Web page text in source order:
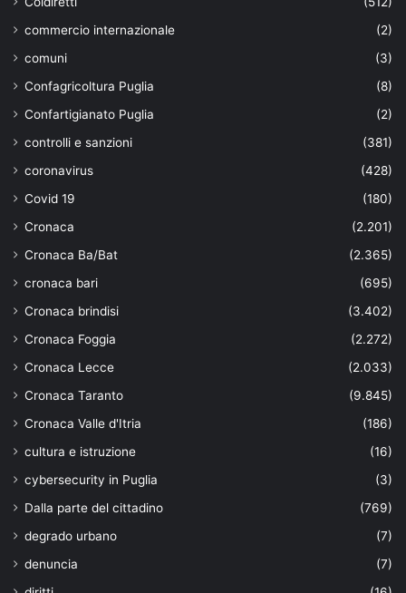
commercio internazionale
(2)
comuni
(3)
Confagricoltura Puglia
(8)
Confartigianato Puglia
(2)
controlli e sanzioni
(381)
coronavirus
(428)
Covid 19
(180)
Cronaca
(2.201)
Cronaca Ba/Bat
(2.365)
cronaca bari
(695)
Cronaca brindisi
(3.402)
Cronaca Foggia
(2.272)
Cronaca Lecce
(2.033)
Cronaca Taranto
(9.845)
Cronaca Valle d'Itria
(186)
cultura e istruzione
(16)
cybersecurity in Puglia
(3)
Dalla parte del cittadino
(769)
degrado urbano
(7)
denuncia
(7)